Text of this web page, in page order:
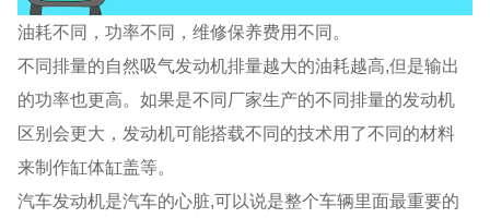
油耗不同，功率不同，维修保养费用不同。
不同排量的自然吸气发动机排量越大的油耗越高,但是输出
的功率也更高。如果是不同厂家生产的不同排量的发动机
区别会更大，发动机可能搭载不同的技术用了不同的材料
来制作缸体缸盖等。
汽车发动机是汽车的心脏,可以说是整个车辆里面最重要的